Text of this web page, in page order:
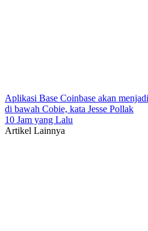
Aplikasi Base Coinbase akan
di bawah Cobie, kata Jesse Pollak
10 Jam yang Lalu
Artikel Lainnya